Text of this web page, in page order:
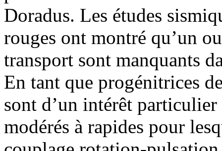
Doradus. Les études
rouges ont montré qu’un
transport sont manquants
En tant que progénitrices
sont d’un intérêt particulier
modérés à rapides pour